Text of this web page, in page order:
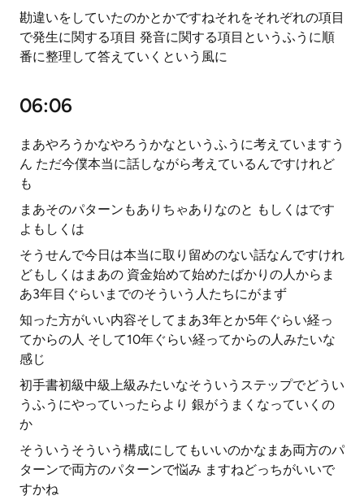
勘違いをしていたのかとかですねそれをそれぞれの項目
で発生に関する項目 発音に関する項目というふうに順
番に整理して答えていくという風に
06:06
まあやろうかなやろうかなというふうに考えていますう
ん ただ今僕本当に話しながら考えているんですけれど
も
まあそのパターンもありちゃありなのと もしくはです
よもしくは
そうせんで今日は本当に取り留めのない話なんですけれ
どもしくはまあの 資金始めて始めたばかりの人からま
あ3年目ぐらいまでのそういう人たちにがまず
知った方がいい内容そしてまあ3年とか5年ぐらい経っ
てからの人 そして10年ぐらい経ってからの人みたいな
感じ
初手書初級中級上級みたいなそういうステップでどうい
うふうにやっていったらより 銀がうまくなっていくの
か
そういうそういう構成にしてもいいのかなまあ両方のパ
ターンで両方のパターンで悩み ますねどっちがいいで
すかね